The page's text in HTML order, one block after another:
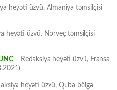
heyəti üzvü, Almaniya təmsilçisi
heyəti üzvü, Norveç təmsilçisi
– Redaksiya heyəti üzvü, Fransa
heyəti üzvü, Quba bölgə